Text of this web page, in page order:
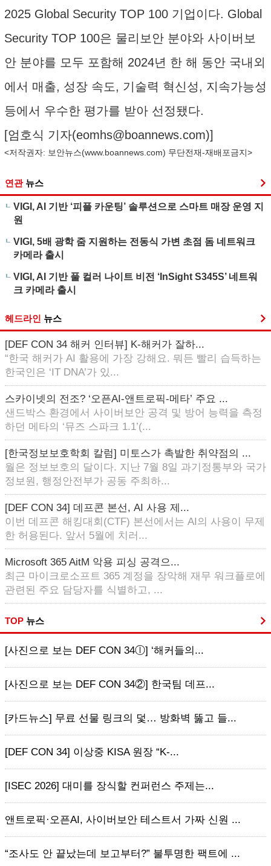
2025 Global Security TOP 100 기업이다. Global
Security TOP 100은 물리보안 분야와 사이버보
안 분야를 모두 포함해 2024년 한 해 동안 국내외
에서 매출, 성장 속도, 기술력 혁신성, 지속가능성
등에서 우수한 평가를 받아 선정됐다.
[엄호식 기자(eomhs@boannews.com)]
<저작권자: 보안뉴스(www.boannews.com) 무단전재-재배포금지>
연관 뉴스
VIGI, AI 기반 ‘피플 카운팅’ 솔루션으로 스마트 매장 운영 지
원
VIGI, 5배 광학 줌 지원하는 전동식 가변 초점 돔 네트워크
카메라 출시
VIGI, AI 기반 풀 컬러 나이트 비전 ‘InSight S345S’ 네트워
크 카메라 출시
헤드라인 뉴스
[DEF CON 34 해커 인터뷰] K-해커가 잘하...
“한국 해커가 AI 활용에 가장 강해요. 뭐든 빨리 습득하는
한국인은 ‘IT DNA’가 있...
스카이넷의 전조? ‘오픈AI-앤트로픽-메타’ 주요 ...
샌드박스 환경에서 사이버보안 공격 및 방어 능력을 측정
하던 메타의 ‘뮤즈 스파크 1.1’(...
[한국정보보호학회 칼럼] 미토스가 촉발한 취약점의 ...
월은 정보보호의 달이다. 지난 7월 8일 과기정통부와 국가
정보원, 행정안전부가 공동 주최하...
[DEF CON 34] 데프콘 본선, AI 사용 제...
이번 데프콘 해킹대회(CTF) 본선에서는 AI의 사용이 무제
한 허용된다. 앞서 5월에 치러...
Microsoft 365 AitM 악용 피싱 공격으...
최근 마이크로소프트 365 계정을 장악해 재무 워크플로에
관련된 주요 담당자를 식별하고, ...
TOP 뉴스
[사진으로 보는 DEF CON 34ⓛ] ‘해커들의...
[사진으로 보는 DEF CON 34②] 한국팀 데프...
[카드뉴스] 무료 선물 링크의 덫… 방화벽 뚫고 들...
[DEF CON 34] 이상중 KISA 원장 “K-...
[ISEC 2026] 대미를 장식할 컨퍼런스 주제는...
앤트로픽·오픈AI, 사이버보안 테스트서 가짜 신원 ...
“조사도 안 끝났는데 보고부터?” 불투명한 팩트에 ...